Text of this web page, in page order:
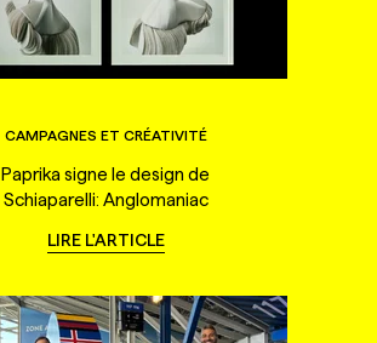
CAMPAGNES ET CRÉATIVITÉ
Paprika signe le design de
Schiaparelli: Anglomaniac
LIRE L'ARTICLE